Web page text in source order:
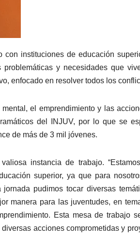
instituciones de educación
y necesidades que
enfocado en resolver todos los
el emprendimiento y las
del INJUV, por lo que se
de más de 3 mil jóvenes.
instancia de trabajo.
superior, ya que para
pudimos tocar diversas
manera para las juventudes, en
Esta mesa de trabajo
acciones comprometidas y